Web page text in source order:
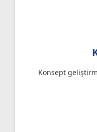
Konsept